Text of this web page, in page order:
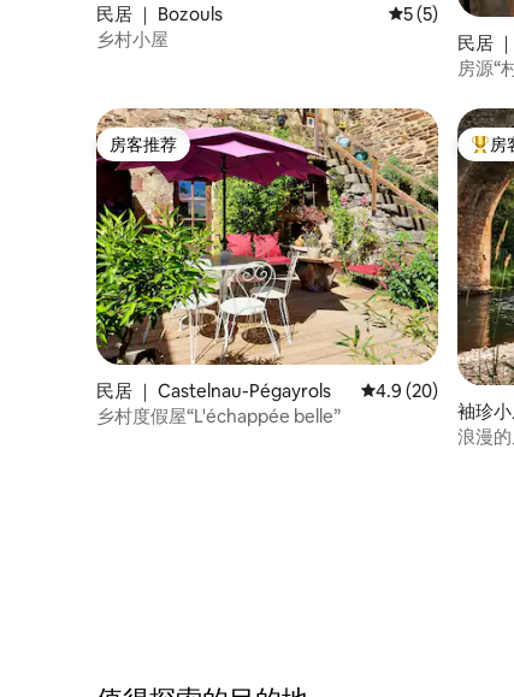
民居 ｜ Bozouls 平均评分 5 分
5 (5)
乡村小屋
民居
房源“
房客推荐
房客推荐
民居 ｜ Castelnau-Pégayrols 平均评分 4.9 分（
4.9 (20)
乡村度假屋“L'échappée belle”
热门
房
袖珍
浪漫